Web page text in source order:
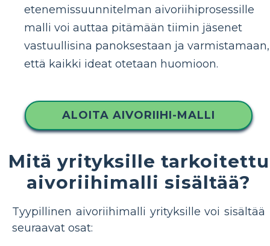
etenemissuunnitelman aivoriihiprosessille
malli voi auttaa pitämään tiimin jäsenet
vastuullisina panoksestaan ja varmistamaan,
että kaikki ideat otetaan huomioon.
ALOITA AIVORIIHI-MALLI
Mitä yrityksille tarkoitettu
aivoriihimalli sisältää?
Tyypillinen aivoriihimalli yrityksille voi sisältää
seuraavat osat: